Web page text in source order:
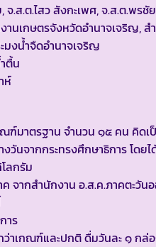
ส.ต.ไสว สังกะเพศ, จ.ส.ต.พรชั
นเกษตรจังหวัดอำนาจเจริญ,
มงน้ำจืดอำนาจเจริญ
ตื้น
ห์
ณฑ์มาตรฐาน จำนวน ๑๕ คน คิด
วันจากกระทรงศึกษาธิการ โ
ลกรัม
จากสำนักงาน อ.ส.ค.ภาคตะ
าร
าเกณฑ์และปกติ ดื่มวันละ ๑ ก